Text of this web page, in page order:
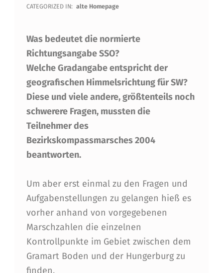
O
P
A
S
S
M
A
R
C
H
D
E
R
CATEGORIZED IN: alte Homepage
Was bedeutet die normierte
Richtungsangabe SSO?
Welche Gradangabe entspricht der
geografischen Himmelsrichtung für SW?
Diese und viele andere, größtenteils noch
schwerere Fragen, mussten die
Teilnehmer des
Bezirkskompassmarsches 2004
beantworten.
Um aber erst einmal zu den Fragen und
Aufgabenstellungen zu gelangen hieß es
vorher anhand von vorgegebenen
Marschzahlen die einzelnen
Kontrollpunkte im Gebiet zwischen dem
Gramart Boden und der Hungerburg zu
finden.